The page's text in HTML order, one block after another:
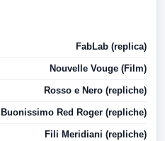
FabLab (replica)
Nouvelle Vouge (Film)
Rosso e Nero (repliche)
Buonissimo Red Roger (repliche)
Fili Meridiani (repliche)